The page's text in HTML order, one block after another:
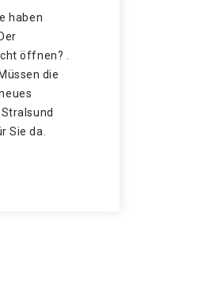
haben
öffnen? .
die
Sie da.